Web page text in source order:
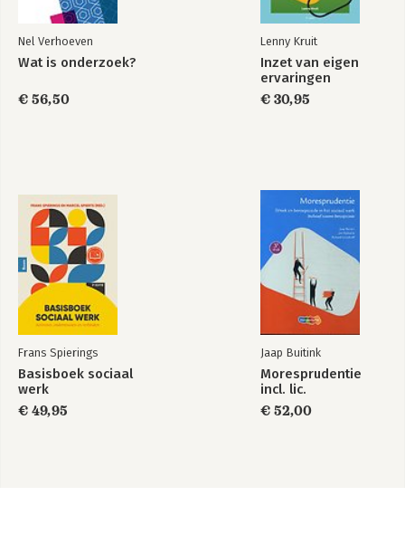
Nel Verhoeven
Wat is onderzoek?
€ 56,50
Lenny Kruit
Inzet van eigen
ervaringen
€ 30,95
Frans Spierings
Basisboek sociaal
werk
€ 49,95
Jaap Buitink
Moresprudentie
incl. lic.
€ 52,00